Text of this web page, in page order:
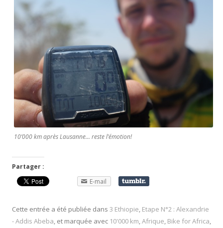
10’000 km après Lausanne… reste l’émotion!
Partager :
E-mail
Cette entrée a été publiée dans 3 Ethiopie, Etape N°2 : Alexandrie
- Addis Abeba, et marquée avec 10'000 km,Afrique, Bike for Africa,